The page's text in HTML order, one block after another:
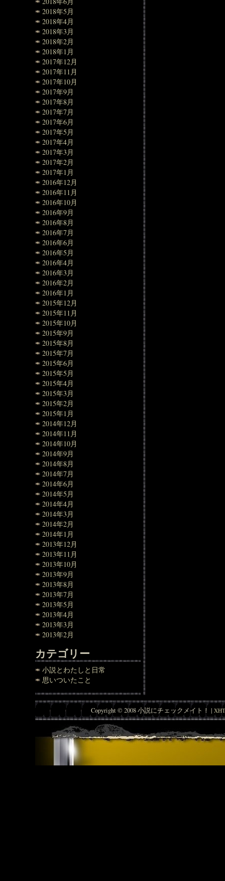
2018年5月
2018年4月
2018年3月
2018年2月
2018年1月
2017年12月
2017年11月
2017年10月
2017年9月
2017年8月
2017年7月
2017年6月
2017年5月
2017年4月
2017年3月
2017年2月
2017年1月
2016年12月
2016年11月
2016年10月
2016年9月
2016年8月
2016年7月
2016年6月
2016年5月
2016年4月
2016年3月
2016年2月
2016年1月
2015年12月
2015年11月
2015年10月
2015年9月
2015年8月
2015年7月
2015年6月
2015年5月
2015年4月
2015年3月
2015年2月
2015年1月
2014年12月
2014年11月
2014年10月
2014年9月
2014年8月
2014年7月
2014年6月
2014年5月
2014年4月
2014年3月
2014年2月
2014年1月
2013年12月
2013年11月
2013年10月
2013年9月
2013年8月
2013年7月
2013年5月
2013年4月
2013年3月
2013年2月
カテゴリー
小説とわたしと日常
思いついたこと
Copyright © 2008 小説にチェックメイト！ |